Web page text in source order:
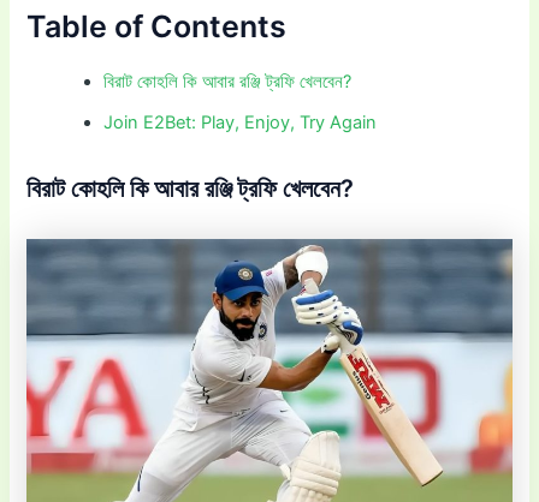
Table of Contents
বিরাট কোহলি কি আবার রঞ্জি ট্রফি খেলবেন?
Join E2Bet: Play, Enjoy, Try Again
বিরাট কোহলি কি আবার রঞ্জি ট্রফি খেলবেন?